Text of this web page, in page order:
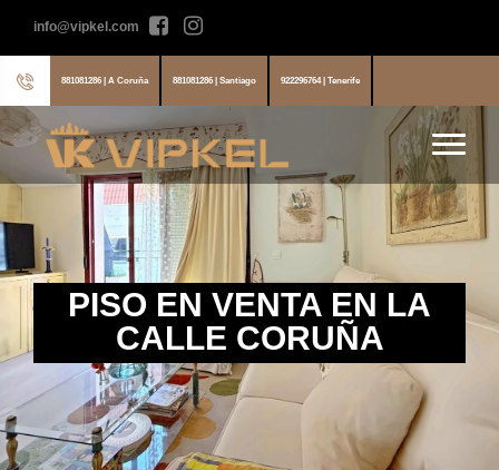
info@vipkel.com
881081286 | A Coruña 881081286 | Santiago 922296764 | Tenerife
PISO EN VENTA EN LA
CALLE CORUÑA